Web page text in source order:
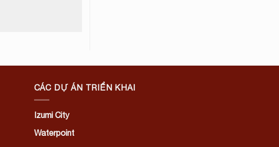
CÁC DỰ ÁN TRIỂN KHAI
Izumi City
Waterpoint